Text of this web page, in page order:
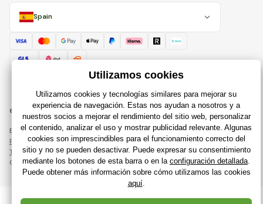
Spain
© 2018 - 2026 Raijuguetes.es, Todos los derechos reservados
Esta página está protegida por reCAPTCHA y se aplican
Política de privacidadcompañías de Google y su
Términos y condiciones
Creación de tiendas en línea eficientes desdeRIESENIA